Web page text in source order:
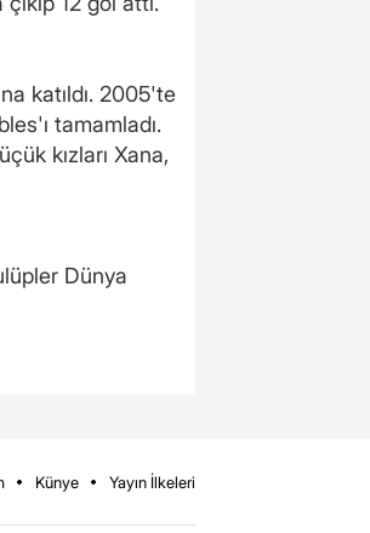
katıldı. 2005'te
tamamladı.
kızları Xana,
Dünya
Künye Yayın İlkeleri